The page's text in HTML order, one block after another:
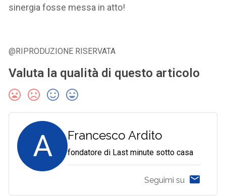
sinergia fosse messa in atto!
@RIPRODUZIONE RISERVATA
Valuta la qualità di questo articolo
A Francesco Ardito
fondatore di Last minute sotto casa
Seguimi su